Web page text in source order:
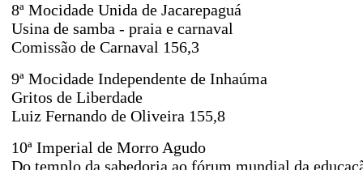
8ª Mocidade Unida de Jacarepaguá
Usina de samba - praia e carnaval
Comissão de Carnaval 156,3
9ª Mocidade Independente de Inhaúma
Gritos de Liberdade
Luiz Fernando de Oliveira 155,8
10ª Imperial de Morro Agudo
Do templo da sabedoria ao fórum mundial da